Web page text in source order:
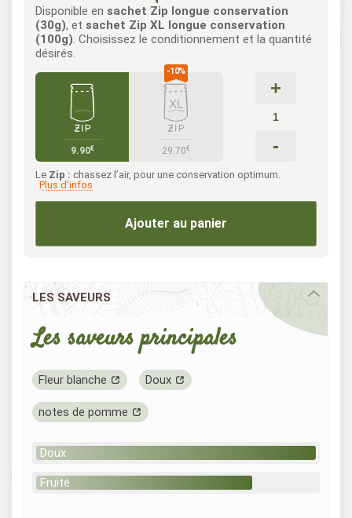
Disponible en sachet Zip longue conservation
(30g), et sachet Zip XL longue conservation
(100g). Choisissez le conditionnement et la quantité
désirés.
9.90€
Le Zip : chassez l’air, pour une conservation optimum.
Plus d'infos
29.70€
+
-
Ajouter au panier
LES SAVEURS
Les saveurs principales
Fleur blanche Doux
notes de pomme
Doux
Fruité